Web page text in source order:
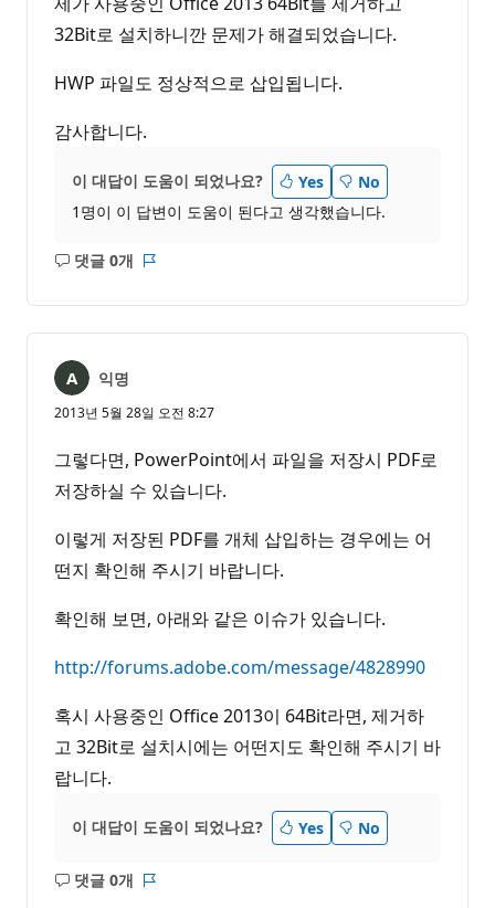
32Bit로 설치하니깐 문제가 해결되었습니다.
HWP 파일도 정상적으로 삽입됩니다.
감사합니다.
이 대답이 도움이 되었나요? Yes
No
1명이 이 답변이 도움이 된다고 생각했습니다.
댓글 0개
설
음
익명
2013년 5월 28일 오전 8:27
그렇다면, PowerPoint에서 파일을 저장시 PDF로
저장하실 수 있습니다.
이렇게 저장된 PDF를 개체 삽입하는 경우에는 어
떤지 확인해 주시기 바랍니다.
확인해 보면, 아래와 같은 이슈가 있습니다.
http://forums.adobe.com/message/4828990
혹시 사용중인 Office 2013이 64Bit라면, 제거하
고 32Bit로 설치시에는 어떤지도 확인해 주시기 바
랍니다.
이 대답이 도움이 되었나요? Yes No
댓글 0개
설